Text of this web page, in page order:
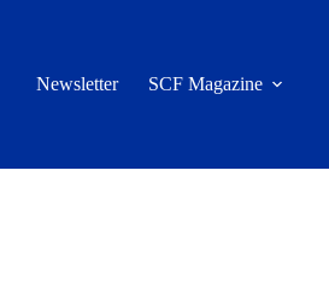
Newsletter SCF Magazine